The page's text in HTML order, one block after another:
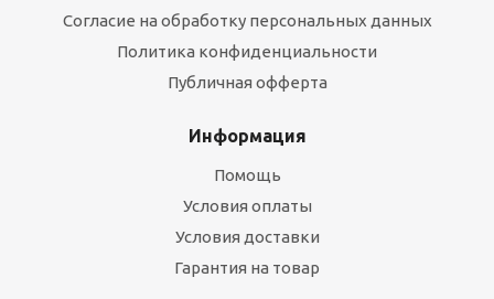
Согласие на обработку персональных данных
Политика конфиденциальности
Публичная офферта
Информация
Помощь
Условия оплаты
Условия доставки
Гарантия на товар